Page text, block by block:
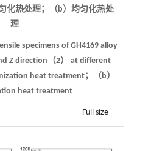
化热处理；（b）均匀化热处
理
specimens of GH4169 alloy
Zdirection（2） at different
heat treatment；（b）
heat treatment
Full size